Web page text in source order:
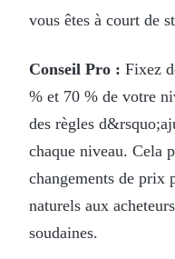
vous êtes à court de
Conseil Pro : Fixez
% et 70 % de votre
des règles
chaque niveau. Cela
changements de prix
naturels aux
soudaines.